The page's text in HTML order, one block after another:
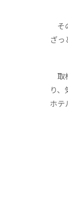
そ
ざっ
取
り
ホテ